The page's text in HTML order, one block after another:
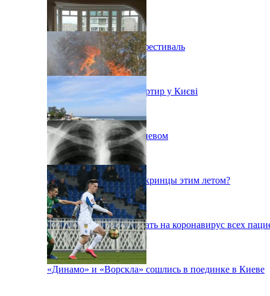
В Киеве состоится эко-фестиваль
Ситуація з орендою квартир у Києві
Пожар на свалке под Киевом
Куда поедут отдыхать укринцы этим летом?
В Киеве будут тестировать на коронавирус всех
«Динамо» и «Ворскла» сошлись в поединке в Киеве